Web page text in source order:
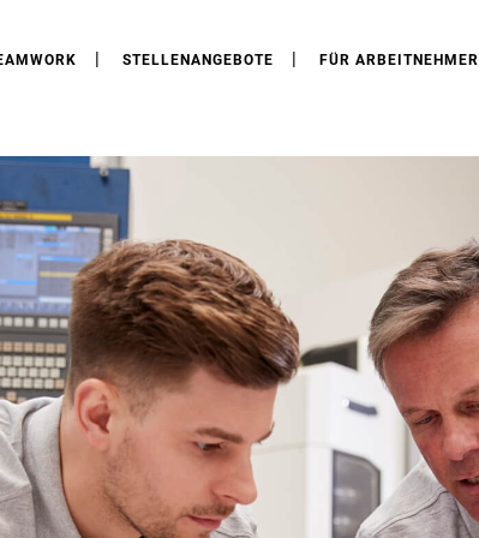
STELLENANGEBOTE FÜR ARBEITNEHMER